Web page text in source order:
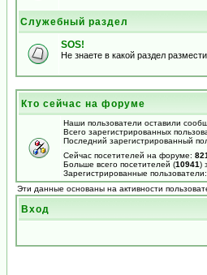
Служебный раздел
SOS!
Не знаете в какой раздел
Кто сейчас на форуме
Наши пользователи оставили
Всего зарегистрированных
Последний зарегистрированный
Сейчас посетителей на форуме: 821
Больше всего посетителей (10941)
Зарегистрированные
Эти данные основаны на активности
Вход